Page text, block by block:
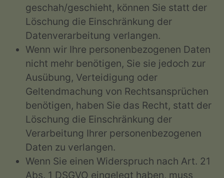
geschah/geschieht, können Sie statt der
Löschung die Einschränkung der
Datenverarbeitung verlangen.
Wenn wir Ihre personenbezogenen Daten
nicht mehr benötigen, Sie sie jedoch zur
Ausübung, Verteidigung oder
Geltendmachung von Rechtsansprüchen
benötigen, haben Sie das Recht, statt der
Löschung die Einschränkung der
Verarbeitung Ihrer personenbezogenen
Daten zu verlangen.
Wenn Sie einen Widerspruch nach Art. 21
Abs. 1 DSGVO eingelegt haben, muss